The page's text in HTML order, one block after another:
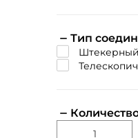
Тип
штекерный